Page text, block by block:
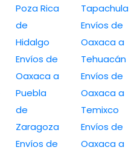
Poza Rica
de
Hidalgo
Envíos de
Oaxaca a
Puebla
de
Zaragoza
Envíos de
Tapachula
Envíos de
Oaxaca a
Tehuacán
Envíos de
Oaxaca a
Temixco
Envíos de
Oaxaca a